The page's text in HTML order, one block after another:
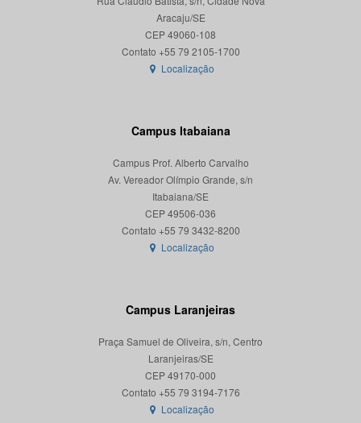
Aracaju/SE
CEP 49060-108
Localização
Campus Itabaiana
Campus Prof. Alberto Carvalho
Av. Vereador Olímpio Grande, s/n
Itabaiana/SE
CEP 49506-036
Localização
Campus Laranjeiras
Praça Samuel de Oliveira, s/n, Centro
Laranjeiras/SE
CEP 49170-000
Localização